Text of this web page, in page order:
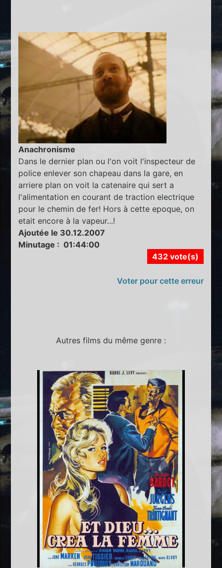
Anachronisme
Dans le dernier plan ou l'on voit l'inspecteur de
police enlever son chapeau dans la gare, en
arriere plan on voit la catenaire qui sert a
l'alimentation en courant de traction electrique
pour le chemin de fer! Hors à cette epoque, on
etait encore à la vapeur...!
Ajoutée le 30.12.2007
Minutage : 01:44:00
432 vote(s)
Voter pour cette erreur
Autres films du même genre :